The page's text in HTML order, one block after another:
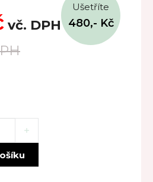
vč. DPH
Ušetříte
480,- Kč
RŮŽE – peeling, krém na